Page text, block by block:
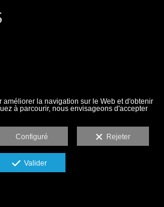
améliorer la navigation sur le Web et d'obtenir
à parcourir, nous envisageons d'accepter
Configuré Rejeter
Valider